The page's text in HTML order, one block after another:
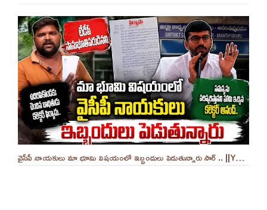
వైసీపీ నాయకులు మా భూమి విషయంలో ఇబ్బందులు పెడుతున్నారు సార్ .. ||YES 9TV